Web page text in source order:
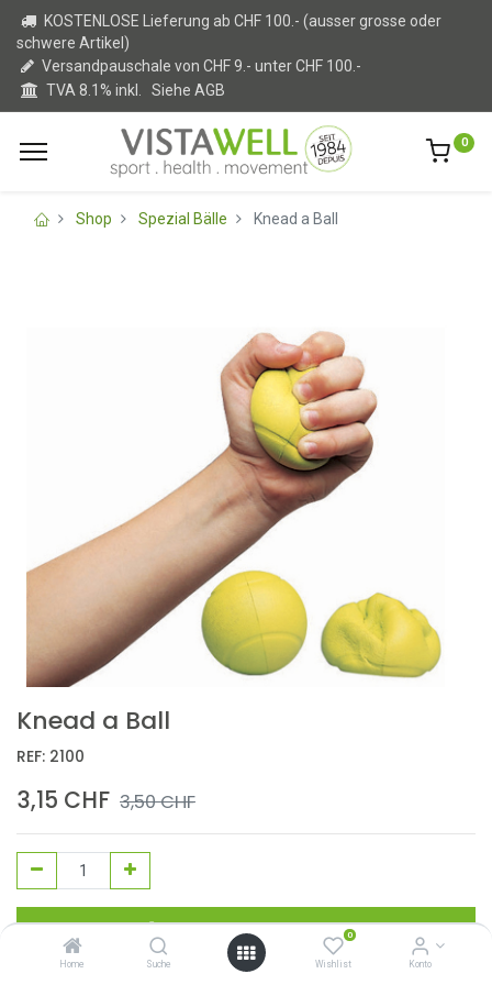
Home Suche
0
Wishlist Konto
KOSTENLOSE Lieferung ab CHF 100.- (ausser grosse oder
schwere Artikel)
Versandpauschale von CHF 9.- unter CHF 100.-
TVA 8.1% inkl. Siehe AGB
0
Shop Spezial Bälle Knead a Ball
Knead a Ball
REF: 2100
3,15 CHF 3,50CHF
In den Warenkorb